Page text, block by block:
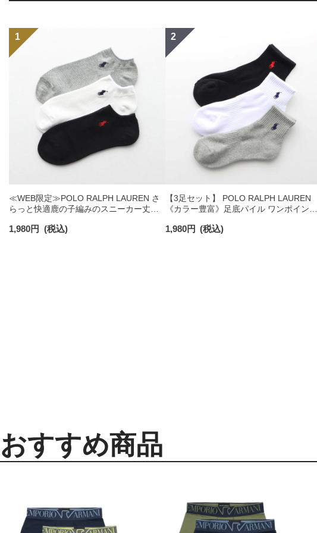
≪WEB限定≫POLO RALPH LAUREN さ
らっと快適鹿の子編みのスニーカー丈ソ
ズ レディース 92022800
1,980円 (税込)
【3足セット】 POLO RALPH LAUREN
《カラー豊富》足底パイル ワンポイント
ンズ 92009604
1,980円 (税込)
おすすめ商品